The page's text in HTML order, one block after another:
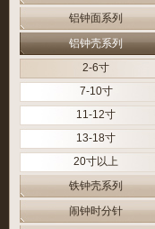
铝钟面系列
铝钟壳系列
2-6寸
7-10寸
11-12寸
13-18寸
20寸以上
铁钟壳系列
闹钟时分针